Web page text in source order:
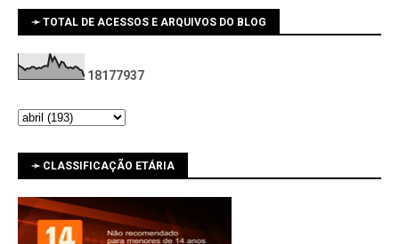
➛ TOTAL DE ACESSOS E ARQUIVOS DO BLOG
18177937
➛ CLASSIFICAÇÃO ETÁRIA